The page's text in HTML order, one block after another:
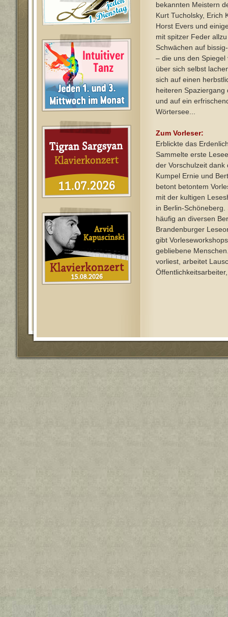
bekannten Meistern
Kurt Tucholsky, Erich
Horst Evers und
mit spitzer Feder
Schwächen auf
– die uns den
über sich selbst
sich auf einen
heiteren
und auf ein
Wörtersee...
Zum Vorleser:
Erblickte das
Sammelte erste
der Vorschulzeit
Kumpel Ernie und
betont betontem
mit der kultigen
in Berlin-
häufig an diversen
Brandenburger
gibt
gebliebene
vorliest, arbeitet